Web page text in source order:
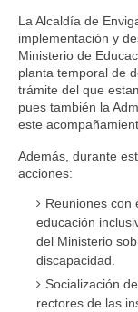
La Alcaldía de
implementación y
Ministerio de
planta temporal de
trámite del que
pues también la
este
Además, durante
acciones:
Reuniones con
educación
del Ministerio
discapacidad.
Socialización
rectores de las